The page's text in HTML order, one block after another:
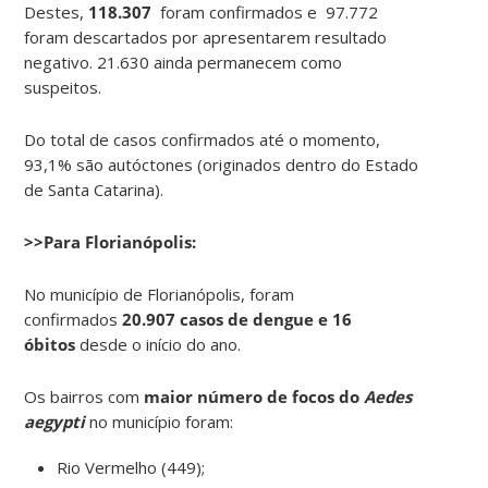
Destes, 118.307 foram confirmados e 97.772
foram descartados por apresentarem resultado
negativo. 21.630 ainda permanecem como
suspeitos.
Do total de casos confirmados até o momento,
93,1% são autóctones (originados dentro do Estado
de Santa Catarina).
>>Para Florianópolis:
No município de Florianópolis, foram
confirmados 20.907 casos de dengue e 16
óbitosdesde o início do ano.
Os bairros com maior número de focos doAedes
aegyptino município foram:
Rio Vermelho (449);